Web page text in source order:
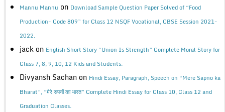
Mannu Mannu on Download Sample Question Paper Solved of “Food
Production- Code 809” for Class 12 NSQF Vocational, CBSE Session 2021-
2022.
jack on English Short Story “Union Is Strength” Complete Moral Story for
Class 7, 8, 9, 10, 12 Kids and Students.
Divyansh Sachan on Hindi Essay, Paragraph, Speech on “Mere Sapno ka
Bharat”, “मेरे सपनों का भारत” Complete Hindi Essay for Class 10, Class 12 and
Graduation Classes.